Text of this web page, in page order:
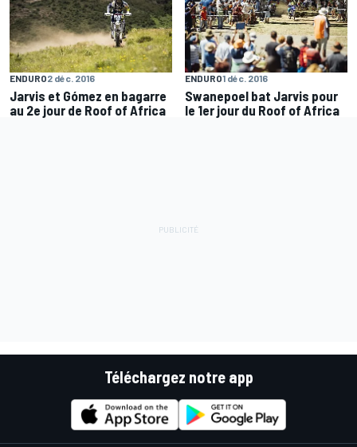
ENDURO2 déc. 2016
Jarvis et Gómez en bagarre
au 2e jour de Roof of Africa
ENDURO1 déc. 2016
Swanepoel bat Jarvis pour
le 1er jour du Roof of Africa
Téléchargez notre app